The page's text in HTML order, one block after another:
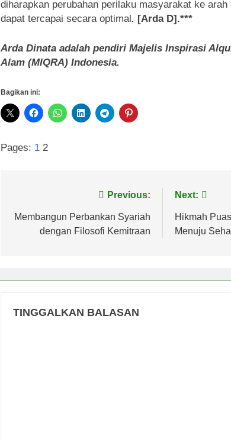
diharapkan perubahan perilaku masyarakat ke arah
dapat tercapai secara optimal. [Arda D].***
Arda Dinata adalah pendiri Majelis Inspirasi
Alam (MIQRA) Indonesia.
Bagikan ini:
Pages: 1 2
pos
Previous:
Membangun Perbankan Syariah
dengan Filosofi Kemitraan
Next:
Hikmah
Menuju
TINGGALKAN BALASAN